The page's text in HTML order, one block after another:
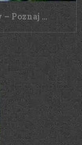
Poznaj …